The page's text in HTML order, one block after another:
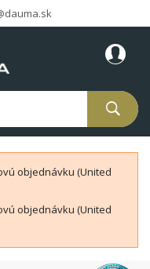
objednávku (United
objednávku (United